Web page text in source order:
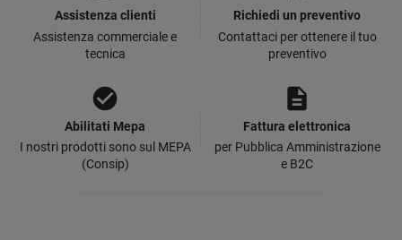
Assistenza clienti
Assistenza commerciale e
tecnica
Richiedi un preventivo
Contattaci per ottenere il tuo
preventivo
check_circle
Abilitati Mepa
I nostri prodotti sono sul MEPA
(Consip)
description
Fattura elettronica
per Pubblica Amministrazione
e B2C